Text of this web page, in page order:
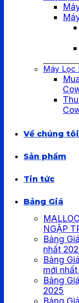
Máy Lọc
Về chúng tôi
Sản phẩm
Tin tức
Bảng Giá
NGẬP
Bảng
nhất
Bảng
mới
Bảng
2025
Bảng